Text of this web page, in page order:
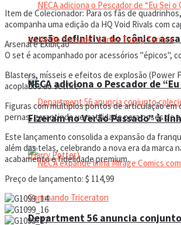
versão definitiva do icônico
Department 56 anuncia
NECA adiciona o Pescador de
Fizeram no Verão Passado” à
Item de Colecionador: Para os fãs de
acompanha uma edição da HQ Void Rivals com
Arsenal e Exibição
O set é acompanhado por acessórios "épicos",
Blasters, mísseis e efeitos de explosão (Power
acoplados ao Jetfire.
Figuras com múltiplos pontos de articulação em
pernas, garantindo versatilidade para poses de
Este lançamento consolida a expansão da
além das telas, celebrando a nova era da marca
acabamento e fidelidade premium.
Preço de lançamento: $ 114,99